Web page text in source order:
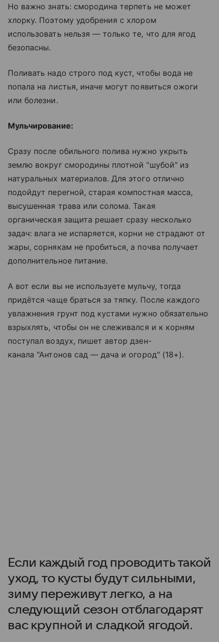
Но важно знать: смородина терпеть не может
хлорку. Поэтому удобрения с хлором
использовать нельзя — только те, что для ягод
безопасны.
Поливать надо строго под куст, чтобы вода не
попала на листья, иначе могут появиться ожоги
или болезни.
Мульчирование:
Сразу после обильного полива нужно укрыть
землю вокруг смородины плотной "шубой" из
натуральных материалов. Для этого отлично
подойдут перегной, старая компостная масса,
высушенная трава или солома. Такая
органическая защита решает сразу несколько
задач: влага не испаряется, корни не страдают от
жары, сорнякам не пробиться, а почва получает
дополнительное питание.
А вот если вы не используете мульчу, тогда
придётся чаще браться за тяпку. После каждого
увлажнения грунт под кустами нужно обязательно
взрыхлять, чтобы он не слеживался и к корням
поступал воздух, пишет автор дзен-
канала "Антонов сад — дача и огород" (18+).
Если каждый год проводить такой
уход, то кусты будут сильными,
зиму переживут легко, а на
следующий сезон отблагодарят
вас крупной и сладкой ягодой.